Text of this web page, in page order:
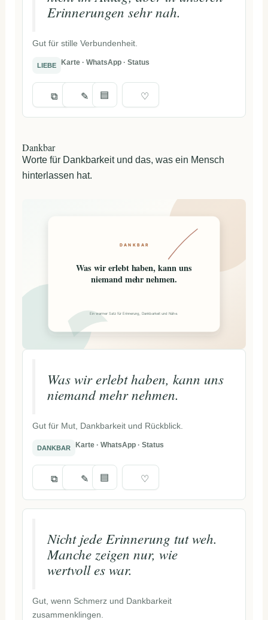
Erinnerungen sehr nah.
Gut für stille Verbundenheit.
LIEBE Karte · WhatsApp · Status
⧉ ✎ ▤ ♡
Dankbar
Worte für Dankbarkeit und das, was ein Mensch
hinterlassen hat.
DANKBAR
Was wir erlebt haben, kann uns
niemand mehr nehmen.
Ein warmer Satz für Erinnerung, Dankbarkeit und Nähe.
Was wir erlebt haben, kann uns
niemand mehr nehmen.
Gut für Mut, Dankbarkeit und Rückblick.
DANKBAR Karte · WhatsApp · Status
⧉ ✎ ▤ ♡
Nicht jede Erinnerung tut weh.
Manche zeigen nur, wie
wertvoll es war.
Gut, wenn Schmerz und Dankbarkeit
zusammenklingen.